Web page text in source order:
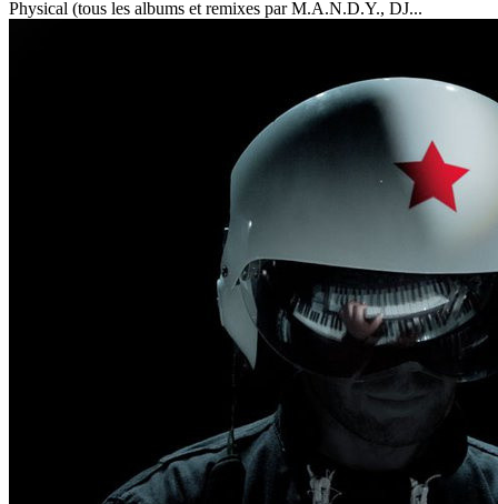
Physical (tous les albums et remixes par M.A.N.D.Y., DJ...